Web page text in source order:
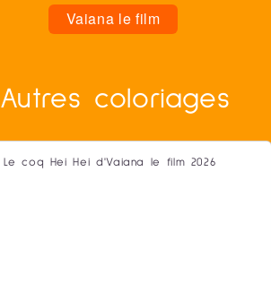
Vaiana le film
Autres coloriages
Le coq Hei Hei d'Vaiana le film 2026